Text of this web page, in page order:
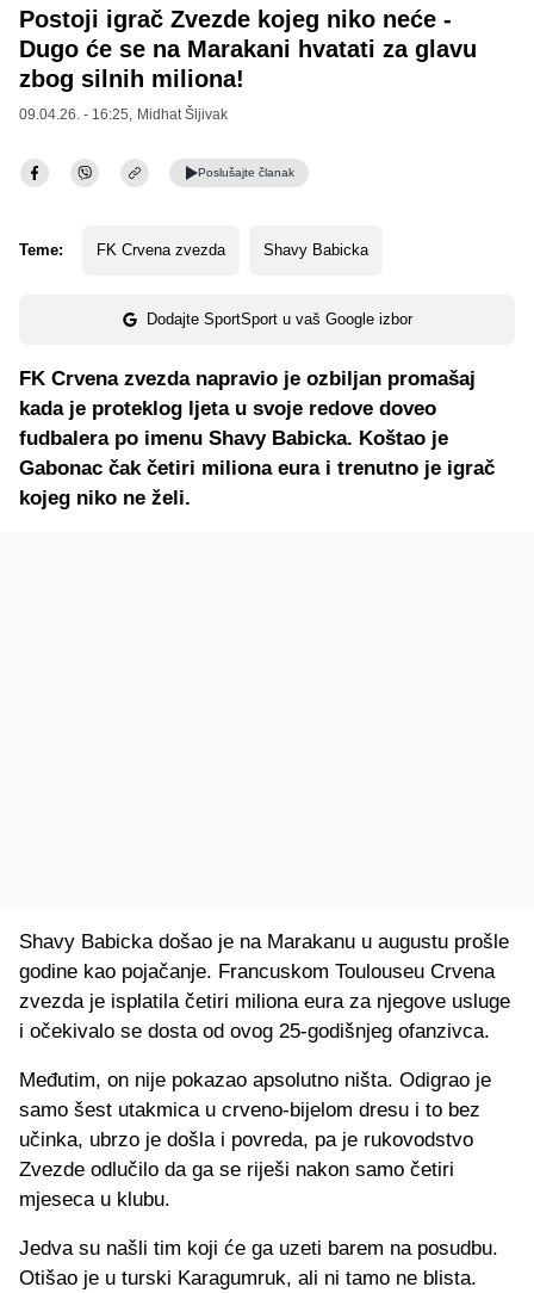
Postoji igrač Zvezde kojeg niko neće -
Dugo će se na Marakani hvatati za glavu
zbog silnih miliona!
09.04.26. - 16:25, Midhat Šljivak
Poslušajte članak
Teme: FK Crvena zvezda Shavy Babicka
Dodajte SportSport u vaš Google izbor
FK Crvena zvezda napravio je ozbiljan promašaj
kada je proteklog ljeta u svoje redove doveo
fudbalera po imenu Shavy Babicka. Koštao je
Gabonac čak četiri miliona eura i trenutno je igrač
kojeg niko ne želi.
Shavy Babicka došao je na Marakanu u augustu prošle
godine kao pojačanje. Francuskom Toulouseu Crvena
zvezda je isplatila četiri miliona eura za njegove usluge
i očekivalo se dosta od ovog 25-godišnjeg ofanzivca.
Međutim, on nije pokazao apsolutno ništa. Odigrao je
samo šest utakmica u crveno-bijelom dresu i to bez
učinka, ubrzo je došla i povreda, pa je rukovodstvo
Zvezde odlučilo da ga se riješi nakon samo četiri
mjeseca u klubu.
Jedva su našli tim koji će ga uzeti barem na posudbu.
Otišao je u turski Karagumruk, ali ni tamo ne blista.